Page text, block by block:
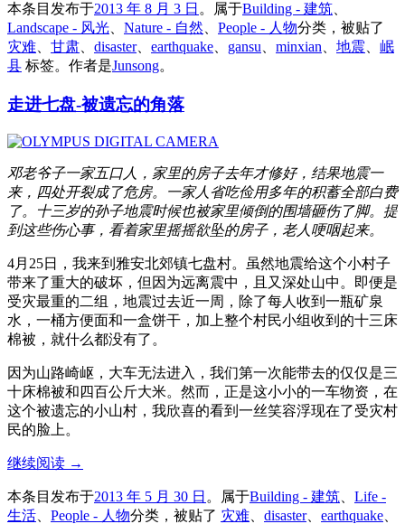
本条目发布于2013 年 8 月 3 日 。属于Building - 建筑
Landscape - 风光
Nature - 自然 People - 人物分类，被贴了
灾难
甘肃 disaster、 earthquake gansu minxian 地震
岷
县 标签。 作者是Junsong。
走进七盘-被遗忘的角落
邓老爷子一家五口人，家里的房子去年才修好，结果地震一
来，四处开裂成了危房。一家人省吃俭用多年的积蓄全部白费
了。十三岁的孙子地震时候也被家里倾倒的围墙砸伤了脚。提
到这些伤心事，看着家里摇摇欲坠的房子，老人哽咽起来。
4月25日，我来到雅安北郊镇七盘村。虽然地震给这个小村子
带来了重大的破坏，但因为远离震中，且又深处山中。即便是
受灾最重的二组，地震过去近一周，除了每人收到一瓶矿泉
水，一桶方便面和一盒饼干，加上整个村民小组收到的十三床
棉被，就什么都没有了。
因为山路崎岖，大车无法进入，我们第一次能带去的仅仅是三
十床棉被和四百公斤大米。然而，正是这小小的一车物资，在
这个被遗忘的小山村，我欣喜的看到一丝笑容浮现在了受灾村
民的脸上。
继续阅读 →
本条目发布于2013 年 5 月 30 日 。属于Building - 建筑
Life -
生活
People - 人物分类，被贴了 灾难 disaster、 earthquake